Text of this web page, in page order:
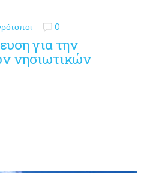
0
για την
νησιωτικών